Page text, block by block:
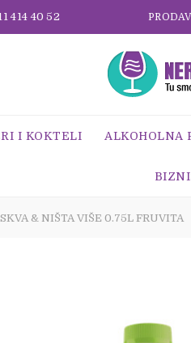
414 40 52
I KOKTELI ALKOHOLNA
& NIŠTA VIŠE 0.75L FRUVITA